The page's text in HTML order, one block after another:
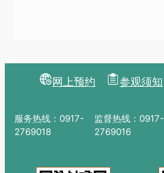
网上预约 参观须知
服务热线：0917-
2769018
监督热线：0917-
2769016